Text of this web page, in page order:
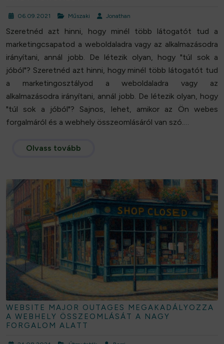
06.09.2021 Műszaki Jonathan
Szeretnéd azt hinni, hogy minél több látogatót tud a
marketingcsapatod a weboldaladra vagy az alkalmazásodra
irányítani, annál jobb. De létezik olyan, hogy "túl sok a
jóból"? Szeretnéd azt hinni, hogy minél több látogatót tud
a marketingosztályod a weboldaladra vagy az
alkalmazásodra irányítani, annál jobb. De létezik olyan, hogy
"túl sok a jóból"? Sajnos, lehet, amikor az Ön webes
forgalmáról és a webhely összeomlásáról van szó.…
Olvass tovább
WEBSITE MAJOR OUTAGES MEGAKADÁLYOZZA
A WEBHELY ÖSSZEOMLÁSÁT A NAGY
FORGALOM ALATT